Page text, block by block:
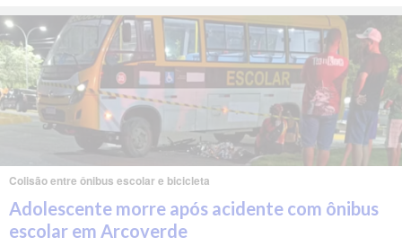
Colisão entre ônibus escolar e bicicleta
Adolescente morre após acidente com ônibus
escolar em Arcoverde